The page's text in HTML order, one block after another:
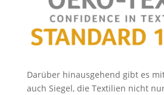
Darüber hinausgehend gibt es
auch Siegel, die Textilien nicht